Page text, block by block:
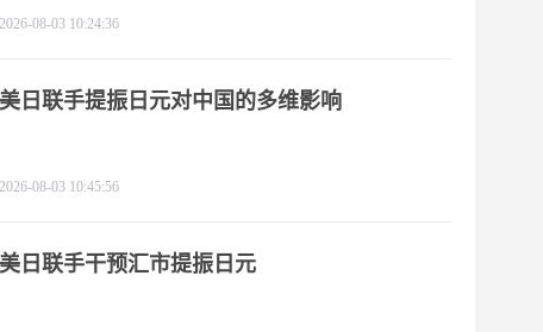
2026-08-03 10:24:36
美日联手提振日元对中国的多维影响
2026-08-03 10:45:56
美日联手干预汇市提振日元